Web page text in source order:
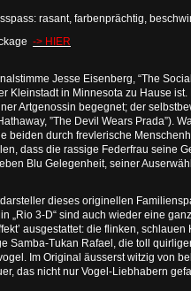
rasant, farbenprächtig,
-> HIER
Jesse Eisenberg, “The
Kleinstadt in Minnesota zu Hause
Artgenossin begegnet; der
”The Devil Wears Prada”).
beiden durch frevlerische
dass die rassige Federfrau seine
Blu Gelegenheit, seiner
dieses originellen
„Rio 3-D“ sind auch wieder eine
ausgestattet: die flinken,
Samba-Tukan Rafael, die toll
Im Original äusserst witzig von
das nicht nur Vogel-Liebhabern